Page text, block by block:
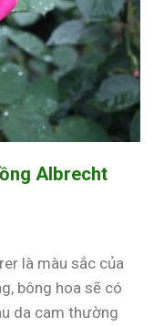
Albrecht
là màu sắc của
bông hoa sẽ có
da cam thường